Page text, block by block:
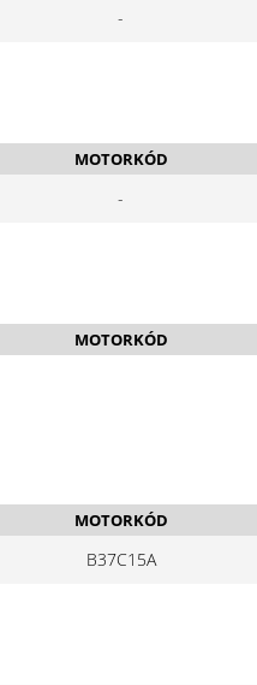
-
MOTORKÓD
-
MOTORKÓD
MOTORKÓD
B37C15A